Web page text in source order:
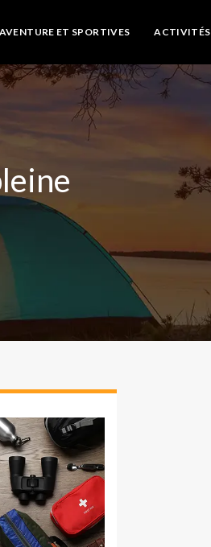
ET SPORTIVES ACTIVITÉS